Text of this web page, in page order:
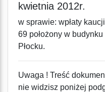
kwietnia 2012r.
w sprawie: wpłaty
69 położony w
Płocku.
Uwaga ! Treść
nie widzisz poniżej